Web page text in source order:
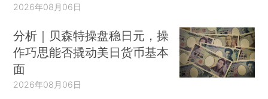
2026年08月06日
分析｜贝森特操盘稳日元，操
作巧思能否撬动美日货币基本
面
2026年08月06日